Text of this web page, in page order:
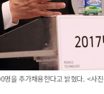
명을 추가채용한다고 밝혔다. <사